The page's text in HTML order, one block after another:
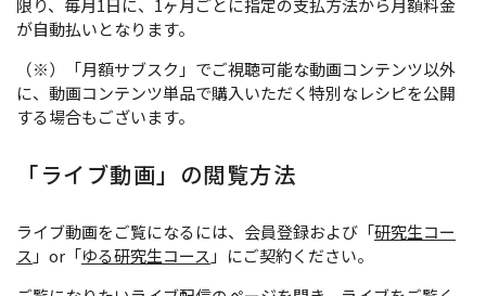
限り、毎月1日に、1ヶ月ごとに指定の支払方法から月額料金
が自動払いとなります。
（※）「月額サブスク」でご視聴可能な動画コンテンツ以外
に、動画コンテンツ単品で購入いただく特別なレシピを公開
する場合もございます。
「ライブ動画」の閲覧方法
ライブ動画をご覧になるには、会員登録および「研究生コー
ス 」or「ゆる研究生コース 」にご契約ください。